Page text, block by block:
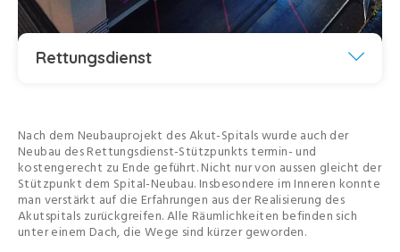
Rettungsdienst
Nach dem Neubauprojekt des Akut-Spitals wurde auch der
Neubau des Rettungsdienst-Stützpunkts termin- und
kostengerecht zu Ende geführt. Nicht nur von aussen gleicht der
Stützpunkt dem Spital-Neubau. Insbesondere im Inneren konnte
man verstärkt auf die Erfahrungen aus der Realisierung des
Akutspitals zurückgreifen. Alle Räumlichkeiten befinden sich
unter einem Dach, die Wege sind kürzer geworden.